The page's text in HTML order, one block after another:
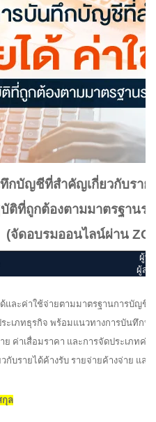
กบัญชีที่สำคัญเกี่ยวกับราย
ติที่ถูกต้องตามมาตรฐานรา
(จัดอบรมออนไลน์ผ่าน
ผู้ท
ผู้ส
ละค่าใช้จ่ายตามมาตรฐานการบัญชีแ
ะเภทธุรกิจ พร้อมแนวทางการบันทึกบั
ค่าเสื่อมราคา และการจัดประเภทค่
กับรายได้ค้างรับ รายจ่ายค้างจ่าย แล
กุล